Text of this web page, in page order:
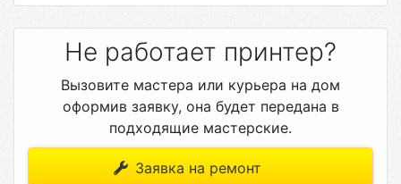
Не работает принтер?
Вызовите мастера или курьера на дом
оформив заявку, она будет передана в
подходящие мастерские.
Заявка на ремонт